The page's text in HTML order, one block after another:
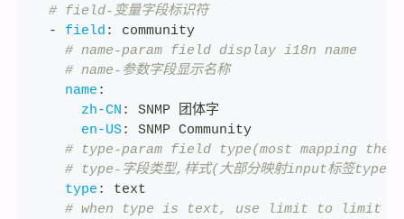
# field-变量字段标识符
-
field :
community
# name-param field display i18n name
# name-参数字段显示名称
name :
zh-CN :
SNMP 团体字
en-US:
SNMP Community
# type-param field type(most mapping
# type-字段类型,样式(大部分映射input标签type
type :
text
# when type is text, use limit to limit